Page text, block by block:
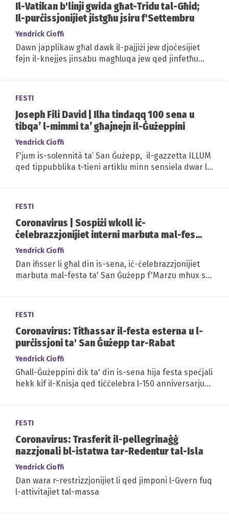
Il-Vatikan b'linji gwida għat-Tridu tal-Għid;
Il-purċissjonijiet jistgħu jsiru f'Settembru
Yendrick Cioffi
Dawn japplikaw għal dawk il-pajjiżi jew djoċesijiet
fejn il-knejjes jinsabu magħluqa jew qed jinfetħu
FESTI
Joseph Fili David | Ilha tindaqq 100 sena u
tibqa’ l-mimmi ta’ għajnejn il-Ġużeppini
Yendrick Cioffi
F'jum is-solennità ta’ San Ġużepp, il-gazzetta ILLUM
qed tippubblika t-tieni artiklu minn sensiela dwar l-
FESTI
Coronavirus | Sospiżi wkoll iċ-
ċelebrazzjonijiet interni marbuta mal-festa
ta' San Ġużepp tar-Rabat
Yendrick Cioffi
Dan ifisser li għal din is-sena, iċ-ċelebrazzjonijiet
marbuta mal-festa ta' San Ġużepp f'Marzu mhux se
FESTI
Coronavirus: Titħassar il-festa esterna u l-
purċissjoni ta' San Ġużepp tar-Rabat
Yendrick Cioffi
Għall-Ġużeppini dik ta' din is-sena hija festa speċjali
hekk kif il-Knisja qed tiċċelebra l-150 anniversarju
FESTI
Coronavirus: Trasferit il-pellegrinaġġ
nazzjonali bl-istatwa tar-Redentur tal-Isla
Yendrick Cioffi
Dan wara r-restrizzjonijiet li qed jimponi l-Gvern fuq
l-attivitajiet tal-massa